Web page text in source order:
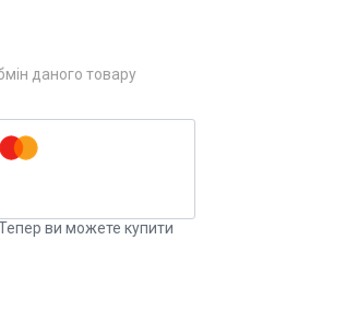
даного товару
Тепер ви можете купити